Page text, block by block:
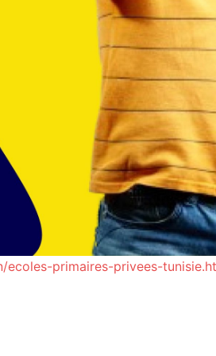
primaires-privees-